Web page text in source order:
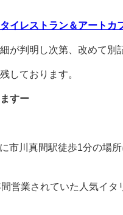
イレストラン＆アートカ
が判明し次第、改めて別
しております。
すー
市川真間駅徒歩1分の場
営業されていた人気イタ